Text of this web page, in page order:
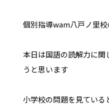
個別指導wam八戸ノ里
本日は国語の読解力に関
うと思います
小学校の問題を見ている